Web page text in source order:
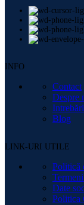
INFO
Contact
Despre
Blog
LINK-URI UTILE
Politică
Date
Politica